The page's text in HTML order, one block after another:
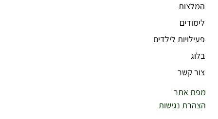
המלצות
לימודים
פעילויות לילדים
בלוג
צור קשר
מפת אתר
הצהרת נגישות